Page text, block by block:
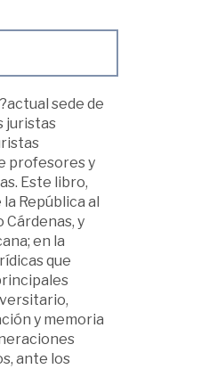
sede de
juristas
profesores y
Este libro,
República al
y
en la
que
y memoria
ante los